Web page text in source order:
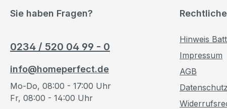
Sie haben Fragen?
0234 / 520 04 99 - 0
info@homeperfect.de
Mo-Do, 08:00 - 17:00 Uhr
Fr, 08:00 - 14:00 Uhr
Hinweis
Impressum
AGB
Datenschutz